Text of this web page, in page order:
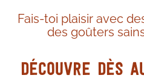
Fais-toi plaisir avec
des goûters
Découvre dès